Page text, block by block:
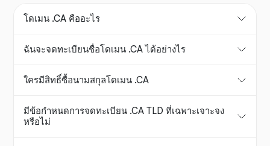
โดเมน .CA คืออะไร
ฉันจะจดทะเบียนชื่อโดเมน .CA ได้อย่างไร
ใครมีสิทธิ์ซื้อนามสกุลโดเมน .CA
มีข้อกำหนดการจดทะเบียน .CA TLD ที่เฉพาะเจาะจง
หรือไม่